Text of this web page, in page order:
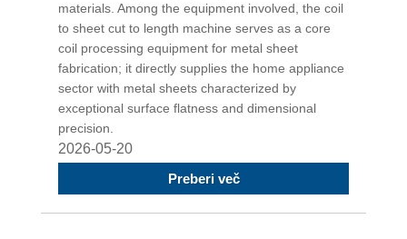
materials. Among the equipment involved, the coil
to sheet cut to length machine serves as a core
coil processing equipment for metal sheet
fabrication; it directly supplies the home appliance
sector with metal sheets characterized by
exceptional surface flatness and dimensional
precision.
2026-05-20
Preberi več